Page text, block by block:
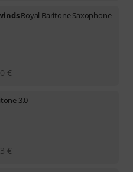
Royal Baritone Saxophone
€
3.0
€